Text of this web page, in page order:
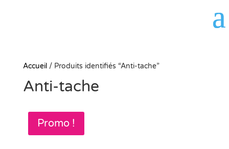
Accueil/ Produits identifiés “Anti-tache”
Anti-tache
Promo !